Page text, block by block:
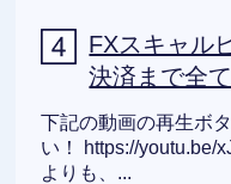
FXスキャル
決済まで全
下記の動画の再生ボ
い！ https://youtu.be/
よりも、...